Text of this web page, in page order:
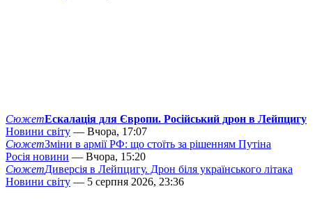
СюжетЕскалація для Європи. Російський дрон в Лейпцигу
Новини світу — Вчора, 17:07
СюжетЗміни в армії РФ: що стоїть за рішенням Путіна
Росія новини — Вчора, 15:20
СюжетДиверсія в Лейпцигу. Дрон біля українського літака
Новини світу — 5 серпня 2026, 23:36